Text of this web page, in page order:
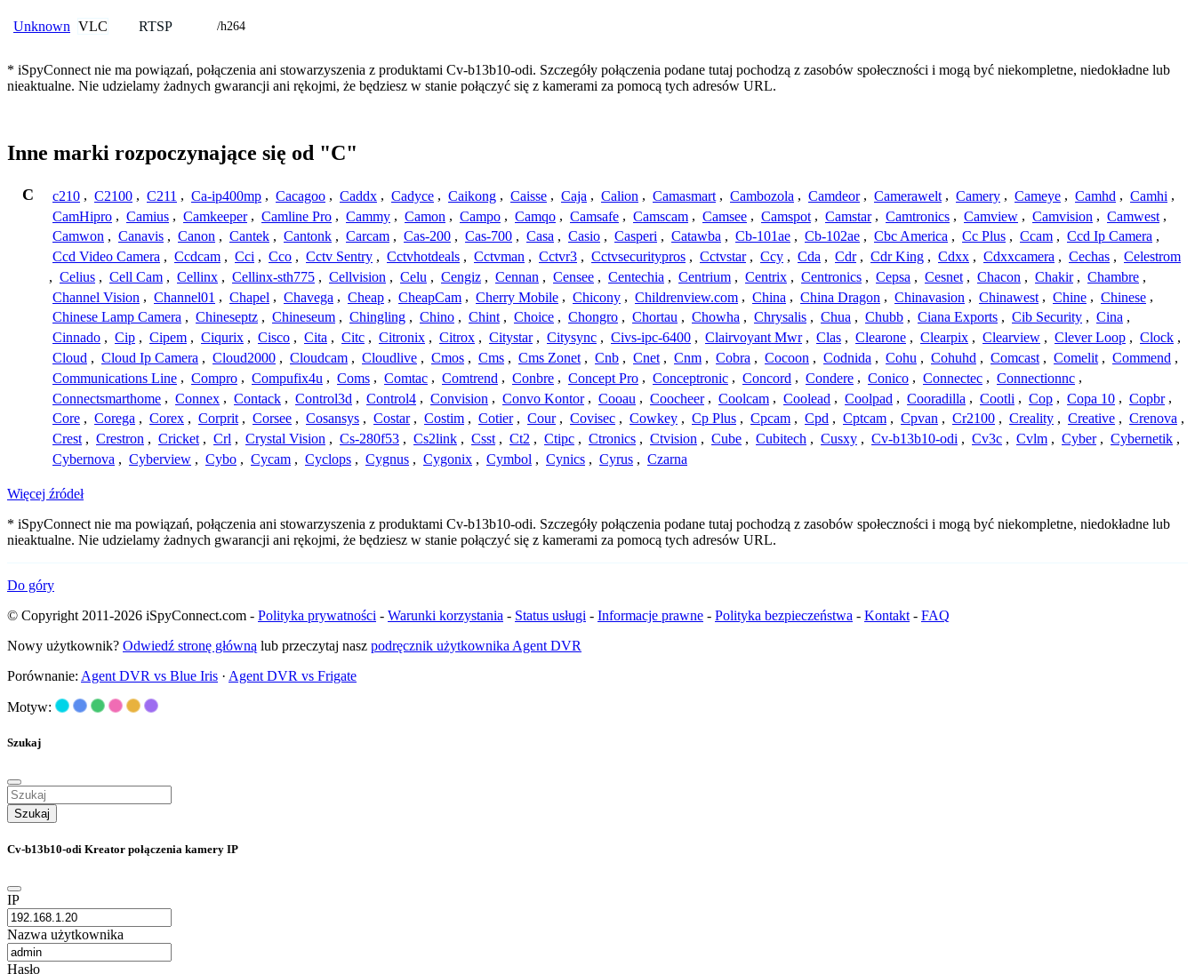
Unknown VLC RTSP /h264
* iSpyConnect nie ma powiązań, połączenia ani stowarzyszenia z produktami Cv-b13b10-odi. Szczegóły połączenia podane tutaj pochodzą z zasobów społeczności i mogą być niekompletne, niedokładne lub
nieaktualne. Nie udzielamy żadnych gwarancji ani rękojmi, że będziesz w stanie połączyć się z kamerami za pomocą tych adresów URL.
Inne marki rozpoczynające się od "C"
C c210 , C2100 , C211 , Ca-ip400mp , Cacagoo , Caddx , Cadyce , Caikong , Caisse , Caja , Calion , Camasmart , Cambozola , Camdeor , Camerawelt , Camery , Cameye , Camhd , Camhi ,
CamHipro , Camius , Camkeeper , Camline Pro , Cammy , Camon , Campo , Camqo , Camsafe , Camscam , Camsee , Camspot , Camstar , Camtronics , Camview , Camvision , Camwest ,
Camwon , Canavis , Canon , Cantek , Cantonk , Carcam , Cas-200 , Cas-700 , Casa , Casio , Casperi , Catawba , Cb-101ae , Cb-102ae , Cbc America , Cc Plus , Ccam , Ccd Ip Camera ,
Ccd Video Camera , Ccdcam , Cci , Cco , Cctv Sentry , Cctvhotdeals , Cctvman , Cctvr3 , Cctvsecuritypros , Cctvstar , Ccy , Cda , Cdr , Cdr King , Cdxx , Cdxxcamera , Cechas , Celestrom
, Celius , Cell Cam , Cellinx , Cellinx-sth775 , Cellvision , Celu , Cengiz , Cennan , Censee , Centechia , Centrium , Centrix , Centronics , Cepsa , Cesnet , Chacon , Chakir , Chambre ,
Channel Vision , Channel01 , Chapel , Chavega , Cheap , CheapCam , Cherry Mobile , Chicony , Childrenview.com , China , China Dragon , Chinavasion , Chinawest , Chine , Chinese ,
Chinese Lamp Camera , Chineseptz , Chineseum , Chingling , Chino , Chint , Choice , Chongro , Chortau , Chowha , Chrysalis , Chua , Chubb , Ciana Exports , Cib Security , Cina ,
Cinnado , Cip , Cipem , Ciqurix , Cisco , Cita , Citc , Citronix , Citrox , Citystar , Citysync , Civs-ipc-6400 , Clairvoyant Mwr , Clas , Clearone , Clearpix , Clearview , Clever Loop , Clock ,
Cloud , Cloud Ip Camera , Cloud2000 , Cloudcam , Cloudlive , Cmos , Cms , Cms Zonet , Cnb , Cnet , Cnm , Cobra , Cocoon , Codnida , Cohu , Cohuhd , Comcast , Comelit , Commend ,
Communications Line , Compro , Compufix4u , Coms , Comtac , Comtrend , Conbre , Concept Pro , Conceptronic , Concord , Condere , Conico , Connectec , Connectionnc ,
Connectsmarthome , Connex , Contack , Control3d , Control4 , Convision , Convo Kontor , Cooau , Coocheer , Coolcam , Coolead , Coolpad , Cooradilla , Cootli , Cop , Copa 10 , Copbr ,
Core , Corega , Corex , Corprit , Corsee , Cosansys , Costar , Costim , Cotier , Cour , Covisec , Cowkey , Cp Plus , Cpcam , Cpd , Cptcam , Cpvan , Cr2100 , Creality , Creative , Crenova ,
Crest , Crestron , Cricket , Crl , Crystal Vision , Cs-280f53 , Cs2link , Csst , Ct2 , Ctipc , Ctronics , Ctvision , Cube , Cubitech , Cusxy , Cv-b13b10-odi , Cv3c , Cvlm , Cyber , Cybernetik ,
Cybernova , Cyberview , Cybo , Cycam , Cyclops , Cygnus , Cygonix , Cymbol , Cynics , Cyrus , Czarna
Więcej źródeł
* iSpyConnect nie ma powiązań, połączenia ani stowarzyszenia z produktami Cv-b13b10-odi. Szczegóły połączenia podane tutaj pochodzą z zasobów społeczności i mogą być niekompletne, niedokładne lub
nieaktualne. Nie udzielamy żadnych gwarancji ani rękojmi, że będziesz w stanie połączyć się z kamerami za pomocą tych adresów URL.
Do góry
© Copyright 2011-2026 iSpyConnect.com - Polityka prywatności - Warunki korzystania - Status usługi - Informacje prawne - Polityka bezpieczeństwa - Kontakt - FAQ
Nowy użytkownik? Odwiedź stronę główną lub przeczytaj nasz podręcznik użytkownika Agent DVR
Porównanie: Agent DVR vs Blue Iris · Agent DVR vs Frigate
Motyw:
Szukaj
Szukaj
Cv-b13b10-odi Kreator połączenia kamery IP
IP
Nazwa użytkownika
Hasło